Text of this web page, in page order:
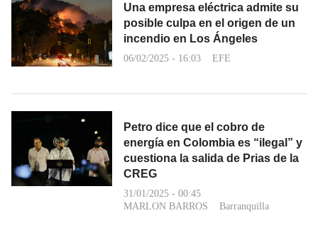
Una empresa eléctrica admite su
posible culpa en el origen de un
incendio en Los Ángeles
06/02/2025 - 16:03 EFE
Petro dice que el cobro de
energía en Colombia es “ilegal” y
cuestiona la salida de Prias de la
CREG
31/01/2025 - 00:45
MARLON BARROS
Barranquilla